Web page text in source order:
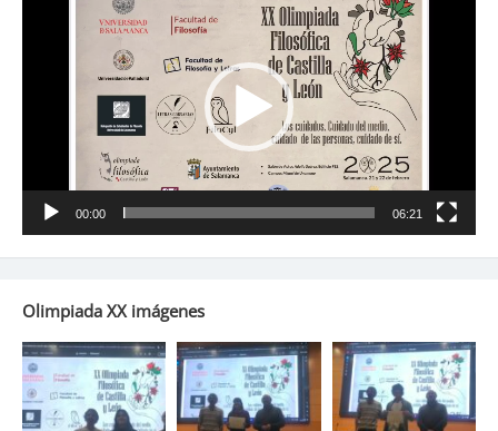
00:00 06:21
Olimpiada XX imágenes